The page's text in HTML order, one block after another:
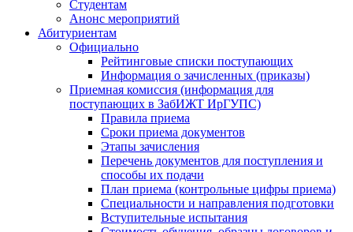
Студентам
Анонс мероприятий
Абитуриентам
Официально
Рейтинговые списки поступающих
Информация о зачисленных (приказы)
Приемная комиссия (информация для
поступающих в ЗабИЖТ ИрГУПС)
Правила приема
Сроки приема документов
Этапы зачисления
Перечень документов для поступления и
способы их подачи
План приема (контрольные цифры приема)
Специальности и направления подготовки
Вступительные испытания